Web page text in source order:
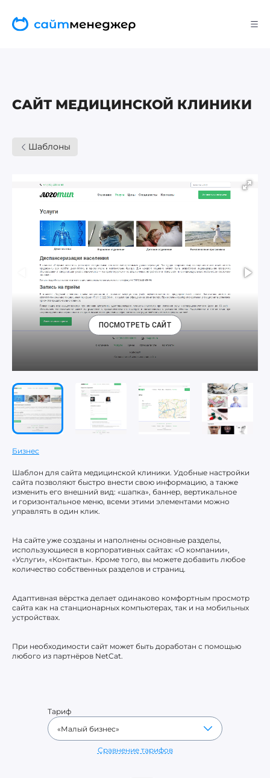
САЙТ МЕДИЦИНСКОЙ КЛИНИКИ
Шаблоны
ПОСМОТРЕТЬ САЙТ
Бизнес
Шаблон для сайта медицинской клиники. Удобные настройки
сайта позволяют быстро внести свою информацию, а также
изменить его внешний вид: «шапка», баннер, вертикальное
и горизонтальное меню, всеми этими элементами можно
управлять в один клик.
На сайте уже созданы и наполнены основные разделы,
использующиеся в корпоративных сайтах: «О компании»,
«Услуги», «Контакты». Кроме того, вы можете добавить любое
количество собственных разделов и страниц.
Адаптивная вёрстка делает одинаково комфортным просмотр
сайта как на станционарных компьютерах, так и на мобильных
устройствах.
При необходимости сайт может быть доработан с помощью
любого из партнёров NetCat.
Тариф
Сравнение тарифов